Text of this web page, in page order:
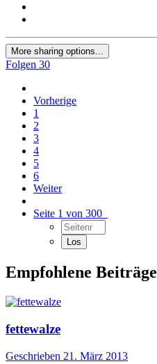
More sharing options...
Folgen 30
Vorherige
1
2
3
4
5
6
Weiter
Seite 1 von 300
Empfohlene Beiträge
fettewalze
Geschrieben 21. März 2013